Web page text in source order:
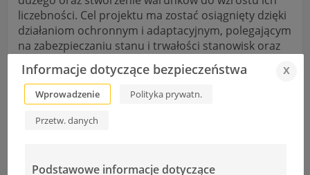
liczebności. Cel projektu ma zostać osiągnięty dzięki
działaniom ochronnym i adaptacyjnym, polegającym
na zabezpieczaniu stanu i trwałości stanowisk oraz
wprowadzaniu adaptacji poprawiających warunki
bytowe, a także bezpieczeństwo nietoperzy. W
ramach projektu realizowane są m.in. remonty
dachów, instalacje platform na guano, montaże
osłon przeciw drapieżnikom, budowy przegród
nietoperze przychodzą na świat i wychowują swoje
Informacje dotyczące bezpieczeństwa x
Wprowadzenie Polityka prywatn.
Przetw. danych
Podstawowe informacje dotyczące